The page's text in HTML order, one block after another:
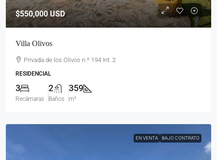
$550,000USD
Villa Olivos
Privada de los Olivos n.º 194 Int. 2
RESIDENCIAL
3
Recámaras
2
Baños
359
m²
EN VENTA BAJO CONTRATO